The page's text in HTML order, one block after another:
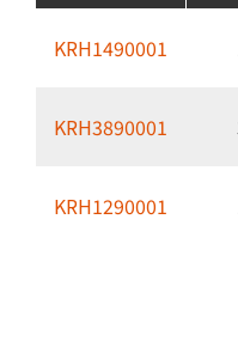
KRH1490001
KRH3890001
KRH1290001